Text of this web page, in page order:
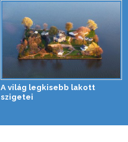
A világ legkisebb lakott
szigetei